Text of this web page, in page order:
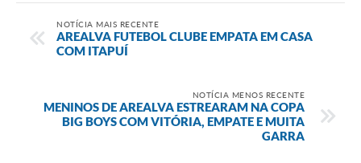
NOTÍCIA MAIS RECENTE
AREALVA FUTEBOL CLUBE EMPATA EM CASA
COM ITAPUÍ
NOTÍCIA MENOS RECENTE
MENINOS DE AREALVA ESTREARAM NA COPA
BIG BOYS COM VITÓRIA, EMPATE E MUITA
GARRA